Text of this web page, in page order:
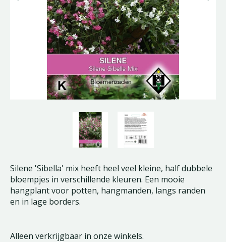
Silene 'Sibella' mix heeft heel veel kleine, half dubbele
bloempjes in verschillende kleuren. Een mooie
hangplant voor potten, hangmanden, langs randen
en in lage borders.
Alleen verkrijgbaar in onze winkels.